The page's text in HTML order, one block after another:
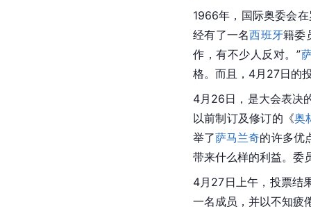
1966年， 国际奥委会在
经有了一名西班牙籍委
作，有不少人反对。”
格。而且，4月27日的
4月26日，是大会表决
以前制订及修订的《奥
举了萨马兰奇的许多优
带来什么样的利益。委
4月27日上午，投票结
一名成员，并以不知疲